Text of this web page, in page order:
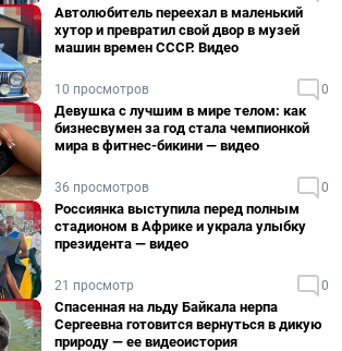
Автолюбитель переехал в маленький
хутор и превратил свой двор в музей
машин времен СССР. Видео
10 просмотров 0
Девушка с лучшим в мире телом: как
бизнесвумен за год стала чемпионкой
мира в фитнес-бикини — видео
36 просмотров 0
Россиянка выступила перед полным
стадионом в Африке и украла улыбку
президента — видео
21 просмотр 0
Спасенная на льду Байкала нерпа
Сергеевна готовится вернуться в дикую
природу — ее видеоистория